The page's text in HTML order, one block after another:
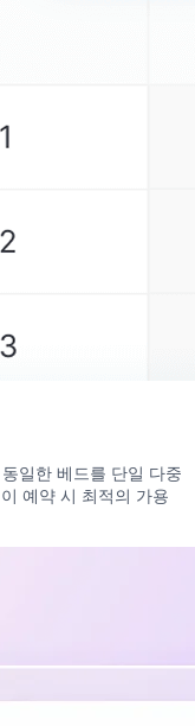
일한 베드를 단일 다중
예약 시 최적의 가용